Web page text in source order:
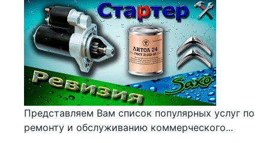
Представляем Вам список популярных услуг по
ремонту и обслуживанию коммерческого...